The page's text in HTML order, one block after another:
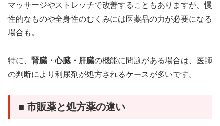
マッサージやストレッチで改善することもありますが、慢
性的なものや全身性のむくみには医薬品の力が必要になる
場合も。
特に、 腎臓・心臓・肝臓の機能に問題がある場合は、医師
の判断により利尿剤が処方されるケースが多いです。
■ 市販薬と処方薬の違い